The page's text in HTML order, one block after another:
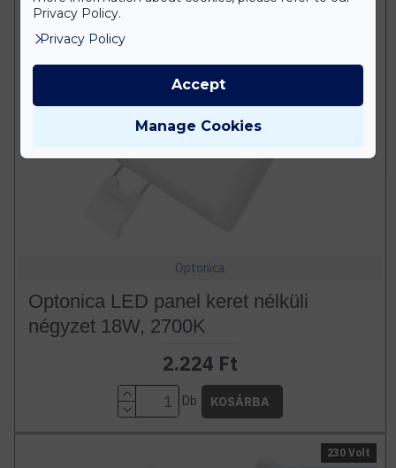
Optonica
Optonica LED panel keret nélküli
négyzet 18W, 2700K
2.224 Ft
Db KOSÁRBA
230 Volt
Privacy Policy.
Privacy Policy
Manage Cookies
Accept